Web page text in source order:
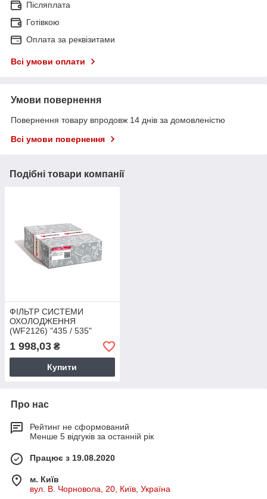
Післяплата
Готівкою
Оплата за реквізитами
Всі умови оплати
Умови повернення
Повернення товару впродовж 14 днів за домовленістю
Всі умови повернення
Подібні товари компанії
ФІЛЬТР СИСТЕМИ
ОХОЛОДЖЕННЯ
(WF2126) "435 / 535"
86034029
1 998,03 ₴
Купити
Про нас
Рейтинг не сформований
Менше 5 відгуків за останній рік
Працює з 19.08.2020
м. Київ
вул. В. Чорновола, 20, Київ, Україна